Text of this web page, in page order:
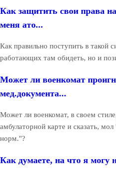
Как защитить свои права
меня ато...
Как правильно поступить в такой
работающих там обидеть, но и
Может ли военкомат
мед.документа...
Может ли военкомат, в своем
амбулаторной карте и сказать,
норм."?
Как думаете, на что я могу